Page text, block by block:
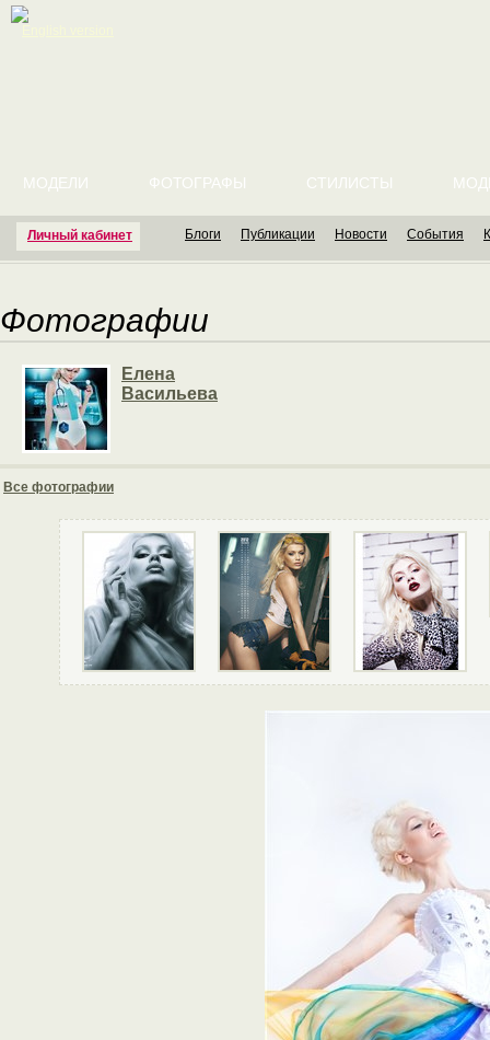
Личный кабинет
МОДЕЛИ ФОТОГРАФЫ СТИЛИСТЫ
Блоги Публикации Новости События
Фотографии
Елена
Васильева
Все фотографии